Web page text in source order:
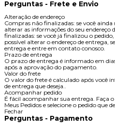
Perguntas - Frete e Envio
Alteração de endereço
Compras não finalizadas: se você
alterar as informações do seu
finalizadas: se você já finalizou o
possível alterar o endereço de entrega,
entrega e entre em contato conosco.
Prazo de entrega
O prazo de entrega é informado em
após a aprovação do pagamento.
Valor do frete
O valor do frete é calculado após você
de entrega que deseja..
Acompanhar pedido
É fácil acompanhar sua entrega. Faça
Meus Pedidos e selecione o pedido que
Fechar
Perguntas - Pagamento